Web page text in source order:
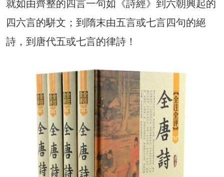
就如由齊整的四言一句如《詩經》到六朝興起的
四六言的駢文；到隋末由五言或七言四句的絕
詩，到唐代五或七言的律詩！